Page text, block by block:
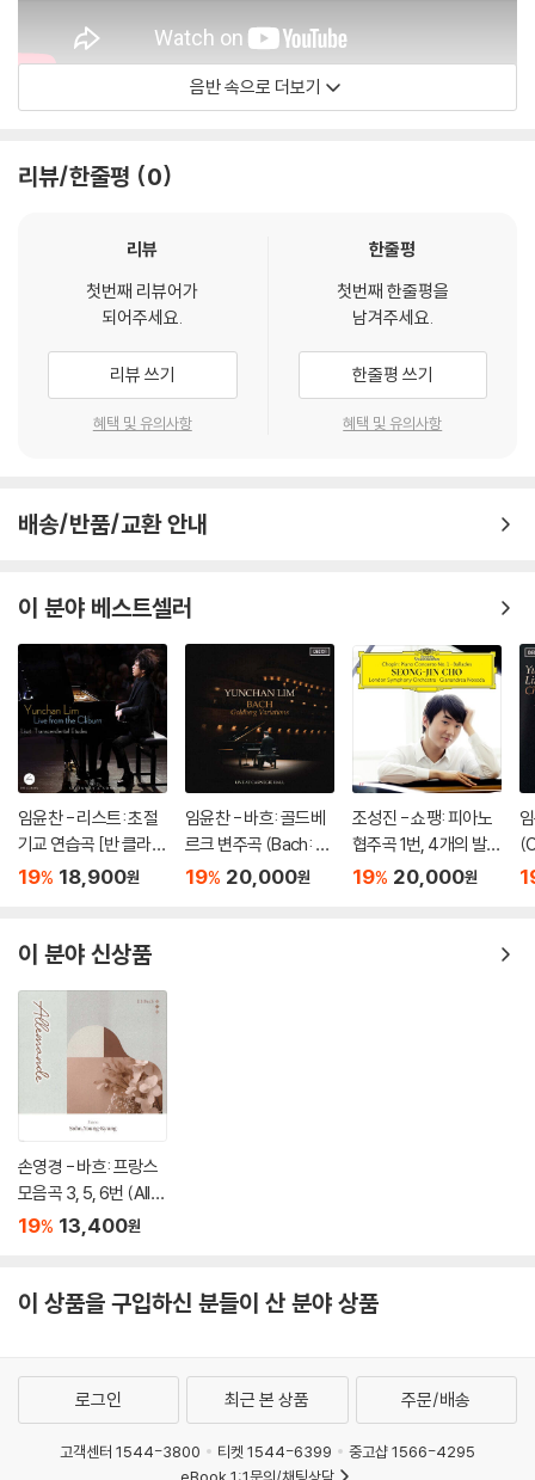
음반 속으로 더보기
리뷰/한줄평 0
리뷰
첫번째 리뷰어가
되어주세요.
리뷰 쓰기
혜택 및 유의사항
한줄평
첫번째 한줄평을
남겨주세요.
한줄평 쓰기
혜택 및 유의사항
배송/반품/교환 안내
이 분야 베스트셀러
임윤찬 - 리스트: 초절
기교 연습곡 [반 클라이
번 콩쿠르 실황 녹음]
19% 18,900원
임윤찬 - 바흐: 골드베
르크 변주곡 (Bach: G
oldberg Variations)
19% 20,000원
조성진 - 쇼팽: 피아노
협주곡 1번, 4개의 발라
드 (Chopin: Piano Co
19% 20,000원
이 분야 신상품
손영경 - 바흐: 프랑스
모음곡 3, 5, 6번 (Alle
mande)
19% 13,400원
이 상품을 구입하신 분들이 산 분야 상품
로그인 최근 본 상품 주문/배송
고객센터 1544-3800 티켓 1544-6399
중고샵 1566-4295